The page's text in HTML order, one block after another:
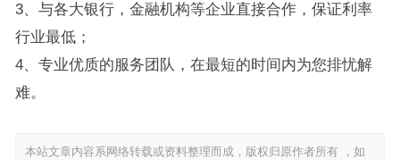
3、与各大银行，金融机构等企业直接合作，保证利率
行业最低；
4、专业优质的服务团队，在最短的时间内为您排忧解
难。
本站文章内容系网络转载或资料整理而成，版权归原作者所有 ，如